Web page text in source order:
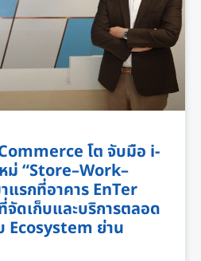
โต จับมือ i-
ม่ “Store–Work–
รกที่อาคาร EnTer
ดเก็บและบริการตลอด
Ecosystem ย่าน